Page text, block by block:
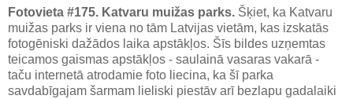
Fotovieta #175. Katvaru muižas parks. Šķiet, ka Katvaru
muižas parks ir viena no tām Latvijas vietām, kas izskatās
fotogēniski dažādos laika apstākļos. Šīs bildes uzņemtas
teicamos gaismas apstākļos - saulainā vasaras vakarā -
taču internetā atrodamie foto liecina, ka šī parka
savdabīgajam šarmam lieliski piestāv arī bezlapu gadalaiki